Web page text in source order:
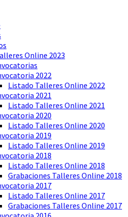
Online 2023
2022
Listado Talleres Online 2022
2021
Listado Talleres Online 2021
2020
Listado Talleres Online 2020
2019
Listado Talleres Online 2019
2018
Listado Talleres Online 2018
Grabaciones Talleres Online 2018
2017
Listado Talleres Online 2017
Grabaciones Talleres Online 2017